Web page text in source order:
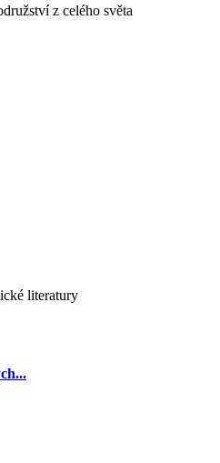
z celého světa
literatury